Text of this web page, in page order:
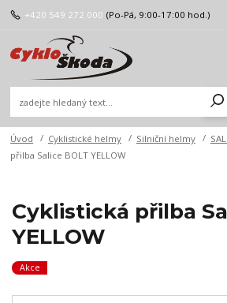
+420 549 272 000 (Po-Pá, 9:00-17:00 hod.)
Úvod Cyklistické helmy Silniční helmy
přilba Salice BOLT YELLOW
Cyklistická přilba
YELLOW
Akce